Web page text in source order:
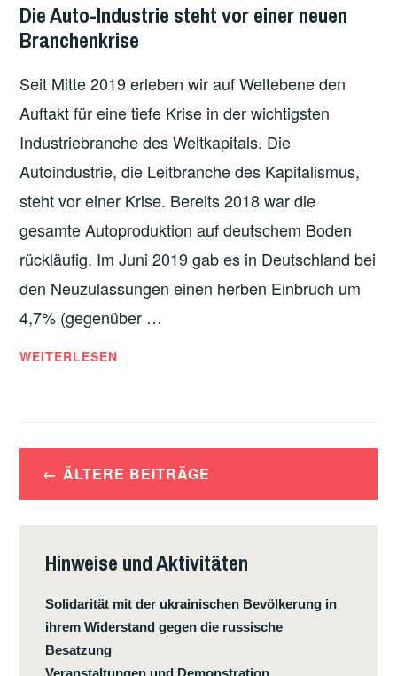
WIRTSCHAFT
Die Auto-Industrie steht vor einer neuen
Branchenkrise
Seit Mitte 2019 erleben wir auf Weltebene den
Auftakt für eine tiefe Krise in der wichtigsten
Industriebranche des Weltkapitals. Die
Autoindustrie, die Leitbranche des Kapitalismus,
steht vor einer Krise. Bereits 2018 war die
gesamte Autoproduktion auf deutschem Boden
rückläufig. Im Juni 2019 gab es in Deutschland bei
den Neuzulassungen einen herben Einbruch um
4,7% (gegenüber …
DIE
VOR
EINER
WEITERLESEN
Beitragsnavigation
ÄLTERE BEITRÄGE
Hinweise und Aktivitäten
Solidarität mit der ukrainischen Bevölkerung in
ihrem Widerstand gegen die russische
Besatzung